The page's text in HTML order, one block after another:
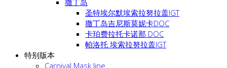
撒丁岛
圣特埃尔默埃索拉努拉盖IGT
撒丁岛吉尼斯莫妮卡DOC
卡珀费拉托卡诺那 DOC
帕洛托 埃索拉努拉盖IGT
特别版本
Carnival Mask line